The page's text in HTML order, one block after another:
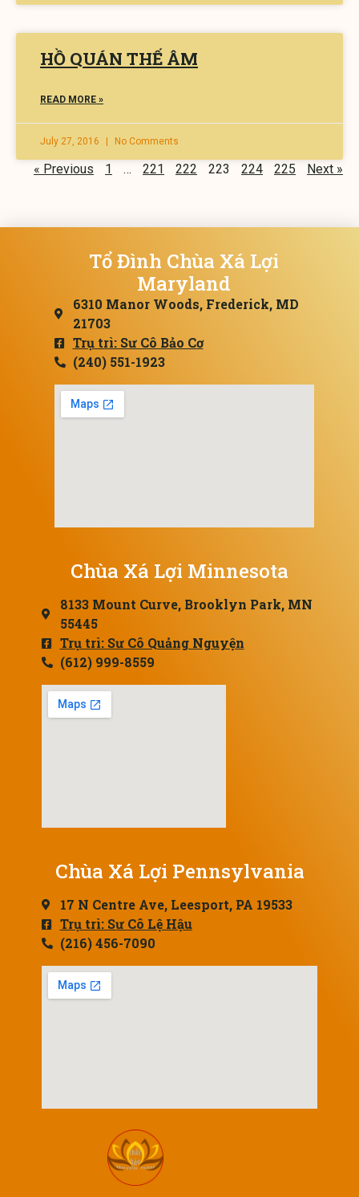
HỒ QUÁN THẾ ÂM
READ MORE »
July 27, 2016 No Comments
« Previous 1 … 221 222 223 224 225 Next »
Tổ Đình Chùa Xá Lợi
Maryland
6310 Manor Woods, Frederick, MD
21703
Trụ trì: Sư Cô Bảo Cơ
(240) 551-1923
Chùa Xá Lợi Minnesota
8133 Mount Curve, Brooklyn Park, MN
55445
Trụ trì: Sư Cô Quảng Nguyện
(612) 999-8559
Chùa Xá Lợi Pennsylvania
17 N Centre Ave, Leesport, PA 19533
Trụ trì: Sư Cô Lệ Hậu
(216) 456-7090